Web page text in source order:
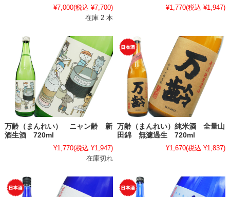
¥7,000(税込 ¥7,700)
在庫 2 本
¥1,770(税込 ¥1,947)
万齢（まんれい） ニャン齢 新
酒生酒 720ml
¥1,770(税込 ¥1,947)
在庫切れ
万齢（まんれい）純米酒 全量山
田錦 無濾過生 720ml
¥1,670(税込 ¥1,837)